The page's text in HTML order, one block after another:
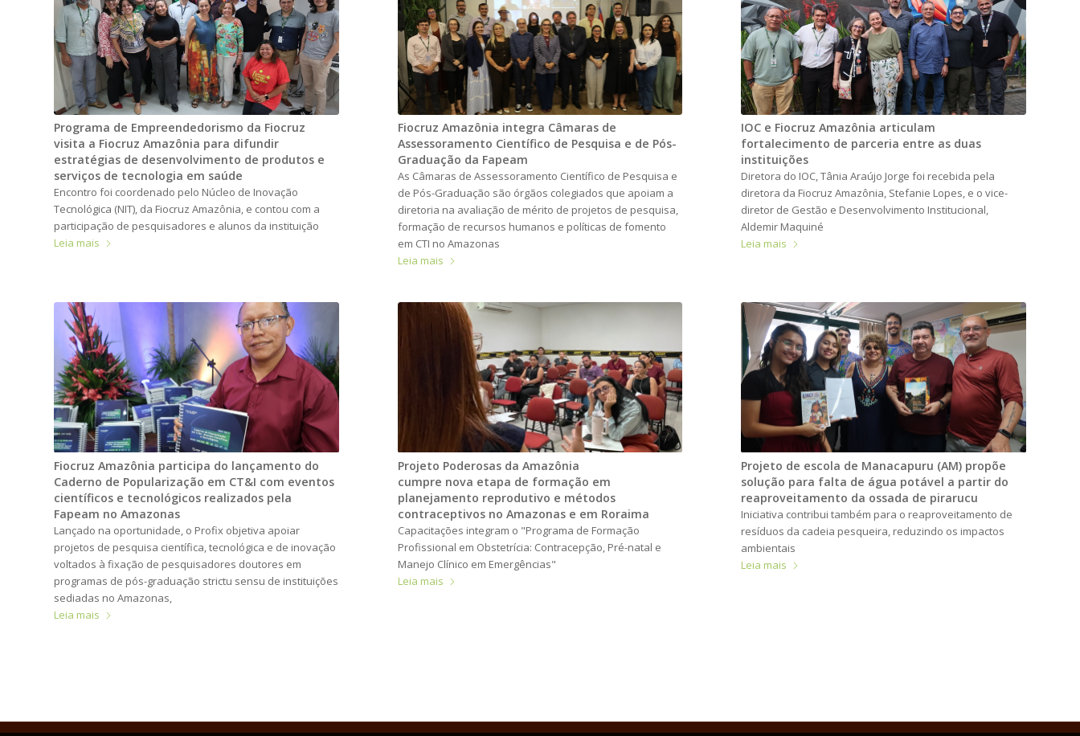
Programa de Empreendedorismo da Fiocruz
visita a Fiocruz Amazônia para difundir
estratégias de desenvolvimento de produtos e
serviços de tecnologia em saúde
Encontro foi coordenado pelo Núcleo de Inovação
Tecnológica (NIT), da Fiocruz Amazônia, e contou com a
participação de pesquisadores e alunos da instituição
Leia mais
Fiocruz Amazônia integra Câmaras de
Assessoramento Científico de Pesquisa e de Pós-
Graduação da Fapeam
As Câmaras de Assessoramento Científico de Pesquisa e
de Pós-Graduação são órgãos colegiados que apoiam a
diretoria na avaliação de mérito de projetos de pesquisa,
formação de recursos humanos e políticas de fomento
em CTI no Amazonas
Leia mais
IOC e Fiocruz Amazônia articulam
fortalecimento de parceria entre as duas
instituições
Diretora do IOC, Tânia Araújo Jorge foi recebida pela
diretora da Fiocruz Amazônia, Stefanie Lopes, e o vice-
diretor de Gestão e Desenvolvimento Institucional,
Aldemir Maquiné
Leia mais
Fiocruz Amazônia participa do lançamento do
Caderno de Popularização em CT&I com eventos
científicos e tecnológicos realizados pela
Fapeam no Amazonas
Lançado na oportunidade, o Profix objetiva apoiar
projetos de pesquisa científica, tecnológica e de inovação
voltados à fixação de pesquisadores doutores em
programas de pós-graduação strictu sensu de instituições
sediadas no Amazonas,
Leia mais
Projeto Poderosas da Amazônia
cumpre nova etapa de formação em
planejamento reprodutivo e métodos
contraceptivos no Amazonas e em Roraima
Capacitações integram o "Programa de Formação
Profissional em Obstetrícia: Contracepção, Pré-natal e
Manejo Clínico em Emergências"
Leia mais
Projeto de escola de Manacapuru (AM) propõe
solução para falta de água potável a partir do
reaproveitamento da ossada de pirarucu
Iniciativa contribui também para o reaproveitamento de
resíduos da cadeia pesqueira, reduzindo os impactos
ambientais
Leia mais